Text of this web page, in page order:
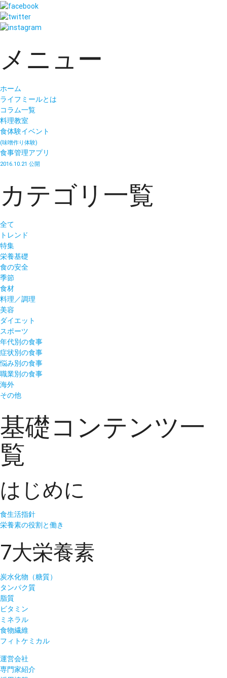
メニュー
ホーム
ライフミールとは
コラム一覧
料理教室
食体験イベント
(味噌作り体験)
食事管理アプリ
2016.10.21 公開
カテゴリ一覧
全て
トレンド
特集
栄養基礎
食の安全
季節
食材
料理／調理
美容
ダイエット
スポーツ
年代別の食事
症状別の食事
悩み別の食事
職業別の食事
海外
その他
基礎コンテンツ一
覧
はじめに
食生活指針
栄養素の役割と働き
7大栄養素
炭水化物（糖質）
タンパク質
脂質
ビタミン
ミネラル
食物繊維
フィトケミカル
運営会社
専門家紹介